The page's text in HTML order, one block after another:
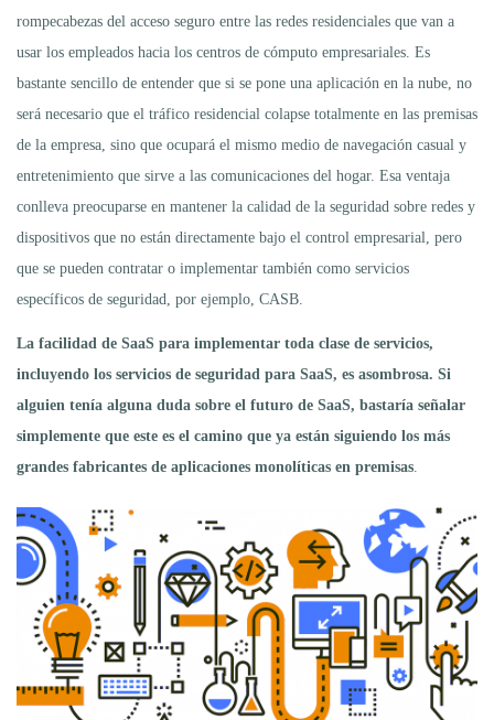
rompecabezas del acceso seguro entre las redes residenciales que van a
usar los empleados hacia los centros de cómputo empresariales. Es
bastante sencillo de entender que si se pone una aplicación en la nube, no
será necesario que el tráfico residencial colapse totalmente en las premisas
de la empresa, sino que ocupará el mismo medio de navegación casual y
entretenimiento que sirve a las comunicaciones del hogar. Esa ventaja
conlleva preocuparse en mantener la calidad de la seguridad sobre redes y
dispositivos que no están directamente bajo el control empresarial, pero
que se pueden contratar o implementar también como servicios
específicos de seguridad, por ejemplo, CASB.
La facilidad de SaaS para implementar toda clase de servicios,
incluyendo los servicios de seguridad para SaaS, es asombrosa. Si
alguien tenía alguna duda sobre el futuro de SaaS, bastaría señalar
simplemente que este es el camino que ya están siguiendo los más
grandes fabricantes de aplicaciones monolíticas en premisas